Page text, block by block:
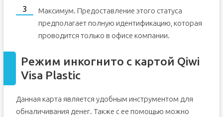
Максимум. Предоставление этого статуса
предполагает полную идентификацию, которая
проводится только в офисе компании.
Режим инкогнито с картой Qiwi
Visa Plastic
Данная карта является удобным инструментом для
обналичивания денег. Также с ее помощью можно